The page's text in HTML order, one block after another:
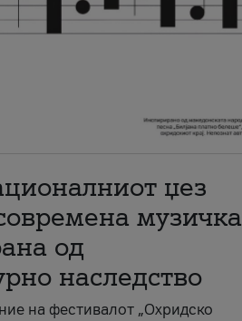
џез
музичка
од
наследство
на фестивалот „Охридско